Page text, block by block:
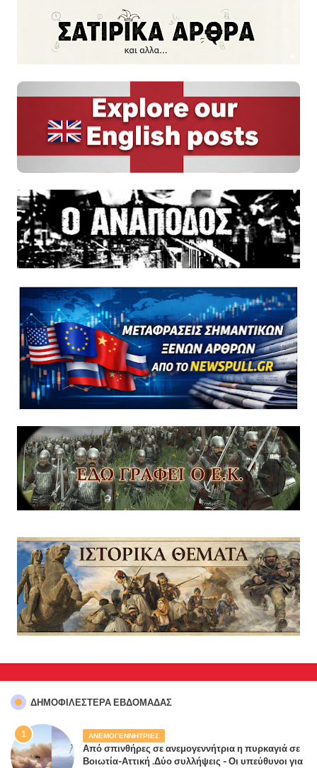
ΔΗΜΟΦΙΛΈΣΤΕΡΑ ΕΒΔΟΜΆΔΑΣ
ΑΝΕΜΟΓΕΝΝΗΤΡΙΕΣ
Από σπινθήρες σε ανεμογεννήτρια η πυρκαγιά σε
Βοιωτία-Αττική .Δύο συλλήψεις - Οι υπεύθυνοι για